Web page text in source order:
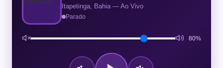
Itapetinga, Bahia — Ao Vivo
Parado
80%